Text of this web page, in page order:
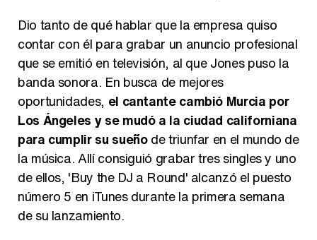
Magdalena de Suecia responde a las críticas y explica por qué le han permitido lanzar su propio negocio
Dio tanto de qué hablar que la empresa quiso
contar con él para grabar un anuncio profesional
que se emitió en televisión, al que Jones puso la
banda sonora. En busca de mejores
oportunidades, el cantante cambió Murcia por
Los Ángeles y se mudó a la ciudad californiana
para cumplir su sueñode triunfar en el mundo de
la música. Allí consiguió grabar tres singles y uno
de ellos, 'Buy the DJ a Round' alcanzó el puesto
número 5 en iTunes durante la primera semana
de su lanzamiento.